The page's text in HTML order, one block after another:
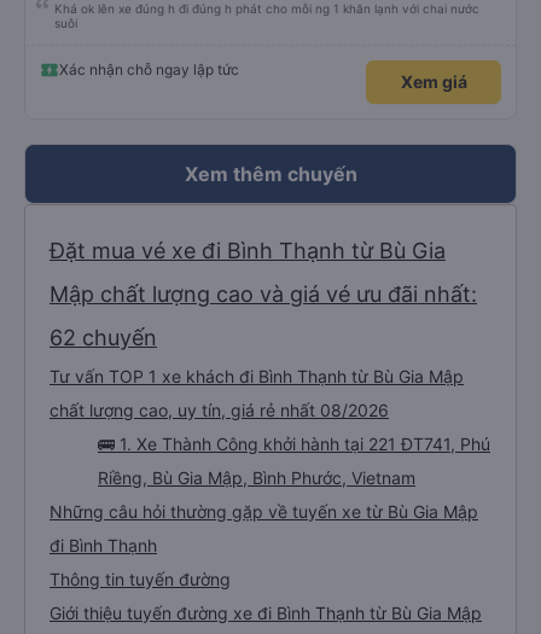
Khá ok lên xe đúng h đi đúng h phát cho mỗi ng 1 khăn lạnh với chai nước
suôi
Xác nhận chỗ ngay lập tức
Xem giá
Xem thêm chuyến
Đặt mua vé xe đi Bình Thạnh từ Bù Gia
Mập chất lượng cao và giá vé ưu đãi nhất:
62 chuyến
Tư vấn TOP 1 xe khách đi Bình Thạnh từ Bù Gia Mập
chất lượng cao, uy tín, giá rẻ nhất 08/2026
🚌 1. Xe Thành Công khởi hành tại 221 ĐT741, Phú
Riềng, Bù Gia Mập, Bình Phước, Vietnam
Những câu hỏi thường gặp về tuyến xe từ Bù Gia Mập
đi Bình Thạnh
Thông tin tuyến đường
Giới thiệu tuyến đường xe đi Bình Thạnh từ Bù Gia Mập